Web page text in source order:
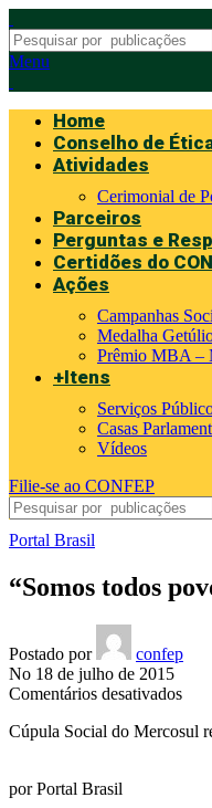
Menu
Home
Conselho de
Atividades
Cerimonial de
Parceiros
Perguntas e
Certidões do
Ações
Campanhas
Medalha
Prêmio MBA –
+Itens
Serviços
Casas
Vídeos
Filie-se ao CONFEP
Portal Brasil
“Somos todos
Postado por
confep
No 18 de julho de 2015
Comentários desativadosem
Cúpula Social do Mercosul
porPortal Brasil